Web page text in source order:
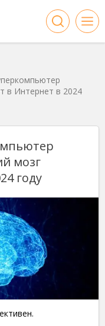
в Интернет в 2024
мозг
году